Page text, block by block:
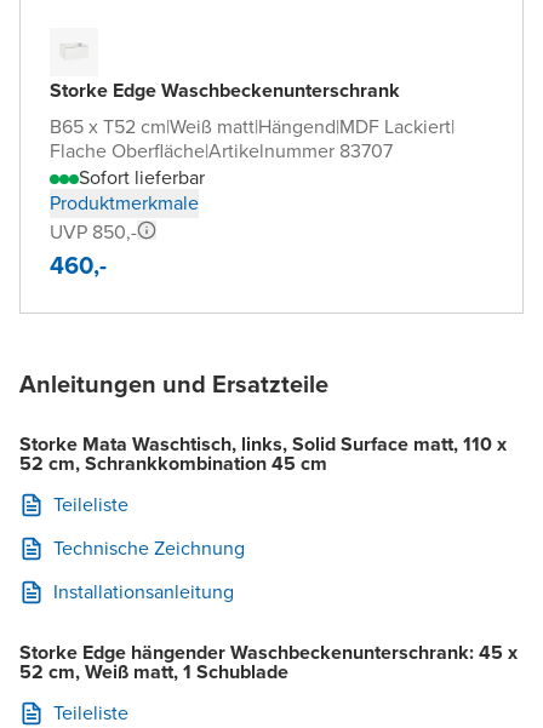
Storke Edge Waschbeckenunterschrank
B65 x T52 cm|Weiß matt|Hängend|MDF Lackiert|
Flache Oberfläche|Artikelnummer 83707
Sofort lieferbar
Produktmerkmale
UVP 850,-
460,-
Anleitungen und Ersatzteile
Storke Mata Waschtisch, links, Solid Surface matt, 110 x
52 cm, Schrankkombination 45 cm
Teileliste
Technische Zeichnung
Installationsanleitung
Storke Edge hängender Waschbeckenunterschrank: 45 x
52 cm, Weiß matt, 1 Schublade
Teileliste